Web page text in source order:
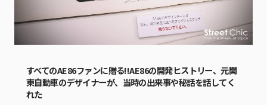
すべてのAE86ファンに贈る!!AE86の開発ヒストリー、元関
東自動車のデザイナーが、当時の出来事や秘話を話してく
れた